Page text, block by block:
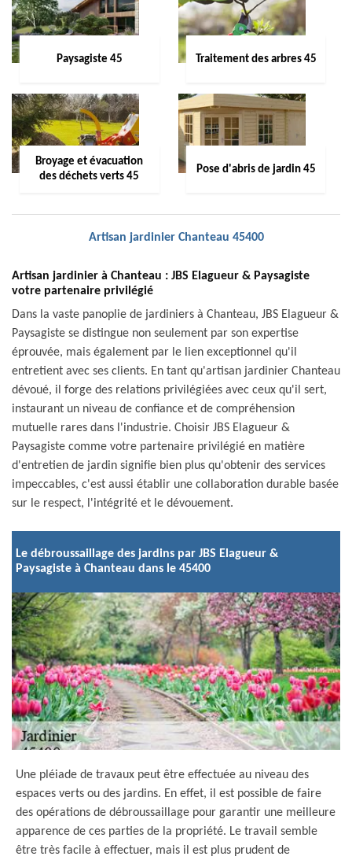
Paysagiste 45 Traitement des arbres 45
Broyage et évacuation
des déchets verts 45
Pose d'abris de jardin 45
Artisan jardinier Chanteau 45400
Artisan jardinier à Chanteau : JBS Elagueur & Paysagiste
votre partenaire privilégié
Dans la vaste panoplie de jardiniers à Chanteau, JBS Elagueur &
Paysagiste se distingue non seulement par son expertise
éprouvée, mais également par le lien exceptionnel qu'il
entretient avec ses clients. En tant qu'artisan jardinier Chanteau
dévoué, il forge des relations privilégiées avec ceux qu'il sert,
instaurant un niveau de confiance et de compréhension
mutuelle rares dans l'industrie. Choisir JBS Elagueur &
Paysagiste comme votre partenaire privilégié en matière
d'entretien de jardin signifie bien plus qu'obtenir des services
impeccables, c'est aussi établir une collaboration durable basée
sur le respect, l'intégrité et le dévouement.
Le débroussaillage des jardins par JBS Elagueur &
Paysagiste à Chanteau dans le 45400
Une pléiade de travaux peut être effectuée au niveau des
espaces verts ou des jardins. En effet, il est possible de faire
des opérations de débroussaillage pour garantir une meilleure
apparence de ces parties de la propriété. Le travail semble
être très facile à effectuer, mais il est plus prudent de